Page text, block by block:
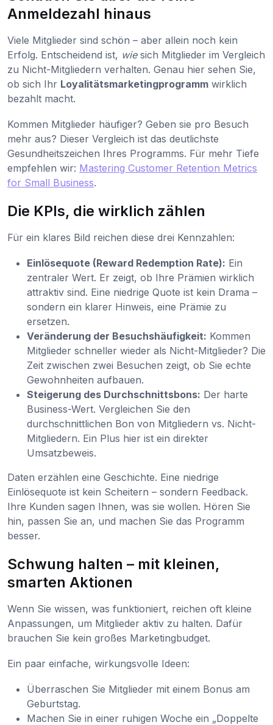
Anmeldezahl hinaus
Viele Mitglieder sind schön – aber allein noch kein
Erfolg. Entscheidend ist, wiesich Mitglieder im Vergleich
zu Nicht-Mitgliedern verhalten. Genau hier sehen Sie,
ob sich Ihr Loyalitätsmarketingprogramm wirklich
bezahlt macht.
Kommen Mitglieder häufiger? Geben sie pro Besuch
mehr aus? Dieser Vergleich ist das deutlichste
Gesundheitszeichen Ihres Programms. Für mehr Tiefe
empfehlen wir: Mastering Customer Retention Metrics
for Small Business.
Die KPIs, die wirklich zählen
Für ein klares Bild reichen diese drei Kennzahlen:
Einlösequote (Reward Redemption Rate): Ein
zentraler Wert. Er zeigt, ob Ihre Prämien wirklich
attraktiv sind. Eine niedrige Quote ist kein Drama –
sondern ein klarer Hinweis, eine Prämie zu
ersetzen.
Veränderung der Besuchshäufigkeit: Kommen
Mitglieder schneller wieder als Nicht-Mitglieder? Die
Zeit zwischen zwei Besuchen zeigt, ob Sie echte
Gewohnheiten aufbauen.
Steigerung des Durchschnittsbons: Der harte
Business-Wert. Vergleichen Sie den
durchschnittlichen Bon von Mitgliedern vs. Nicht-
Mitgliedern. Ein Plus hier ist ein direkter
Umsatzbeweis.
Daten erzählen eine Geschichte. Eine niedrige
Einlösequote ist kein Scheitern – sondern Feedback.
Ihre Kunden sagen Ihnen, was sie wollen. Hören Sie
hin, passen Sie an, und machen Sie das Programm
besser.
Schwung halten – mit kleinen,
smarten Aktionen
Wenn Sie wissen, was funktioniert, reichen oft kleine
Anpassungen, um Mitglieder aktiv zu halten. Dafür
brauchen Sie kein großes Marketingbudget.
Ein paar einfache, wirkungsvolle Ideen:
Überraschen Sie Mitglieder mit einem Bonus am
Geburtstag.
Machen Sie in einer ruhigen Woche ein „Doppelte